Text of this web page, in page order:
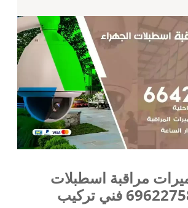
مراقبة اسطبلات
الجهراء 69622758 فني تركيب